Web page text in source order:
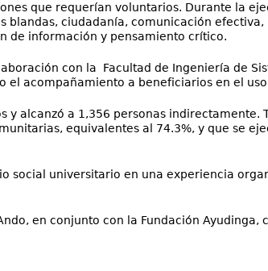
que requerían voluntarios. Durante la
blandas, ciudadanía, comunicación
de información y pensamiento crítico.
con la Facultad de Ingeniería de
el acompañamiento a beneficiarios en el
alcanzó a 1,356 personas indirectamente.
equivalentes al 74.3%, y que se
social universitario en una experiencia
en conjunto con la Fundación